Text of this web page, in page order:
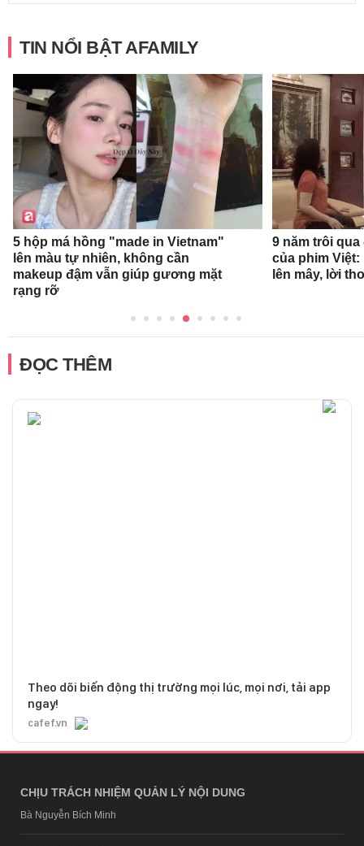
TIN NỔI BẬT AFAMILY
5 hộp má hồng "made in Vietnam"
lên màu tự nhiên, không cần
makeup đậm vẫn giúp gương mặt
rạng rỡ
9 năm trôi
của phim
lên mây, lời
ĐỌC THÊM
Theo dõi biến động thị trường mọi lúc, mọi nơi, tải app
ngay!
cafef.vn
CHỊU TRÁCH NHIỆM QUẢN LÝ NỘI DUNG
Bà Nguyễn Bích Minh